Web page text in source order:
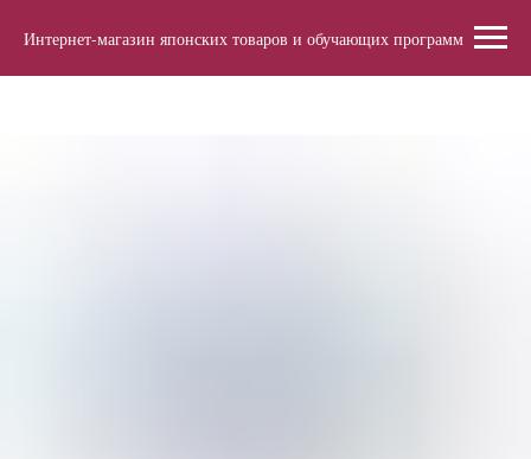
Интернет-магазин японских товаров и обучающих программ